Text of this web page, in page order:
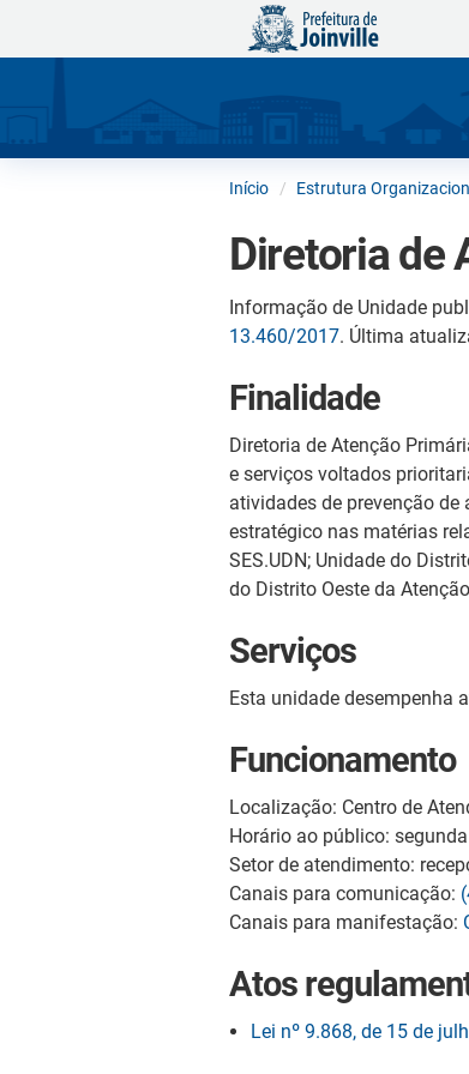
Início Estrutura
Diretoria de
Informação de Unidade
13.460/2017. Última
Finalidade
Diretoria de Atenção
e serviços voltados
atividades de prevenção
estratégico nas matérias
SES.UDN; Unidade do
do Distrito Oeste da
Serviços
Esta unidade desempenha
Funcionamento
Localização: Centro de
Horário ao público:
Setor de atendimento:
Canais para comunicação:
Canais para manifestação:
Atos
Lei nº 9.868, de 15 de